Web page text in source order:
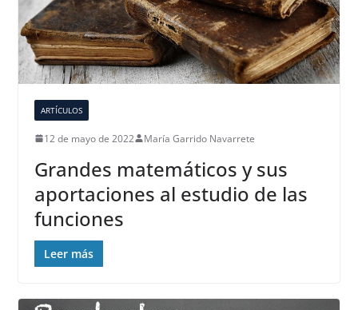
ARTÍCULOS
12 de mayo de 2022 María Garrido Navarrete
Grandes matemáticos y sus
aportaciones al estudio de las
funciones
Leer más